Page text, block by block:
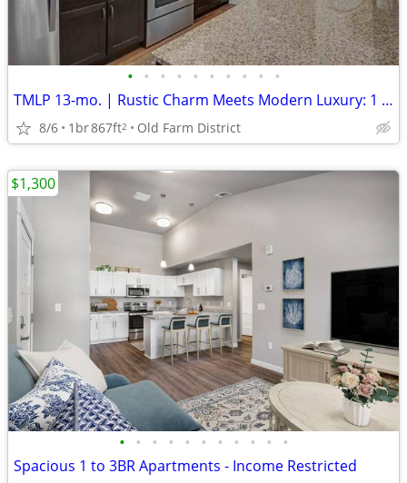
• • • • • • • • • •
TMLP 13-mo. | Rustic Charm Meets Modern Luxury: 1 BR/1 BA with Barn Doors
8/6 1br867ft2 Old Farm District
• • • • • • • • • • •
Spacious 1 to 3BR Apartments - Income Restricted
$1,300